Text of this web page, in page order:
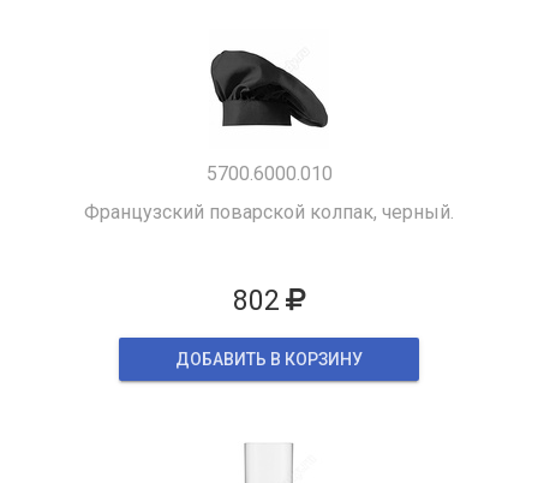
5700.6000.010
Французский поварской колпак, черный.
802
ДОБАВИТЬ В КОРЗИНУ